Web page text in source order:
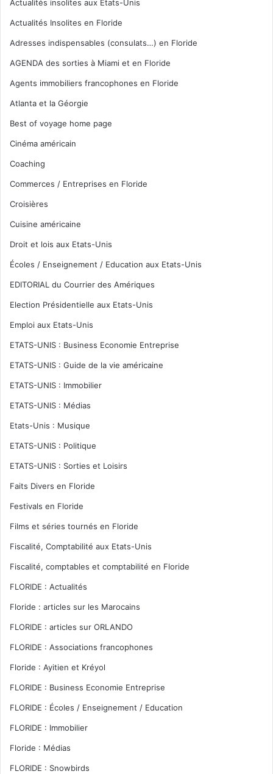
Actualités insolites aux Etats-Unis
Actualités Insolites en Floride
Adresses indispensables (consulats…) en Floride
AGENDA des sorties à Miami et en Floride
Agents immobiliers francophones en Floride
Atlanta et la Géorgie
Best of voyage home page
Cinéma américain
Coaching
Commerces / Entreprises en Floride
Croisières
Cuisine américaine
Droit et lois aux Etats-Unis
Écoles / Enseignement / Education aux Etats-Unis
EDITORIAL du Courrier des Amériques
Election Présidentielle aux Etats-Unis
Emploi aux Etats-Unis
ETATS-UNIS : Business Economie Entreprise
ETATS-UNIS : Guide de la vie américaine
ETATS-UNIS : Immobilier
ETATS-UNIS : Médias
Etats-Unis : Musique
ETATS-UNIS : Politique
ETATS-UNIS : Sorties et Loisirs
Faits Divers en Floride
Festivals en Floride
Films et séries tournés en Floride
Fiscalité, Comptabilité aux Etats-Unis
Fiscalité, comptables et comptabilité en Floride
FLORIDE : Actualités
Floride : articles sur les Marocains
FLORIDE : articles sur ORLANDO
FLORIDE : Associations francophones
Floride : Ayitien et Kréyol
FLORIDE : Business Economie Entreprise
FLORIDE : Écoles / Enseignement / Education
FLORIDE : Immobilier
Floride : Médias
FLORIDE : Snowbirds